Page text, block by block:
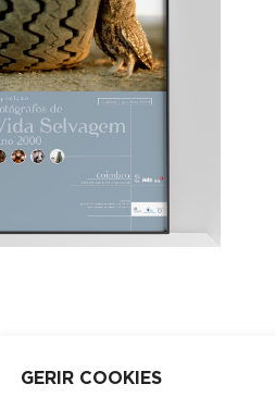
GERIR COOKIES